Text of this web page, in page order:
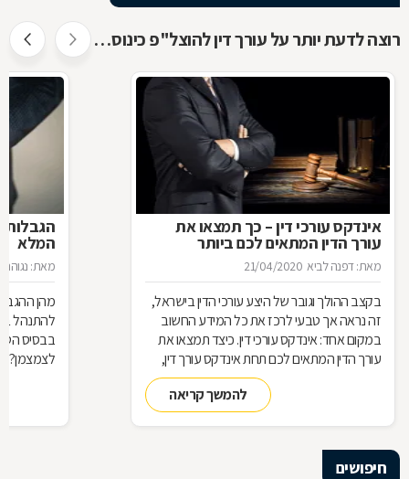
רוצה לדעת יותר על עורך דין להוצל"פ כינוס נכסים ופשיטת רגל ?
אינדקס עורכי דין – כך תמצאו את
עורך הדין המתאים לכם ביותר
מאת: דפנה לביא 21/04/2020
בקצב ההולך וגובר של היצע עורכי הדין בישראל,
זה נראה אך טבעי לרכז את כל המידע החשוב
במקום אחד: אינדקס עורכי דין. כיצד תמצאו את
עורך הדין המתאים לכם תחת אינדקס עורך דין,
מדוע תרצו להיות רשומים באינדקס כזה כעורכי
דין, ואיך זה עובד? כל התשובות בכתבה
להמשך קריאה
הגבלות
המלא
מאת: נגוהה
מהן
להתנהל
בבסיס
לצמצמן?
חיפושים